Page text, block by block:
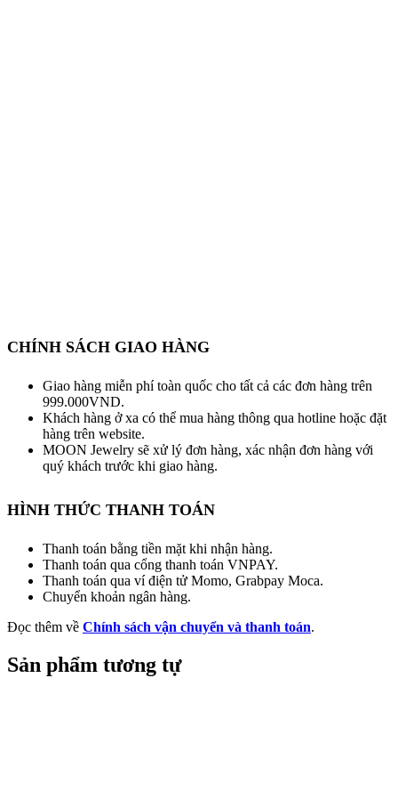
CHÍNH SÁCH GIAO HÀNG
Giao hàng miễn phí toàn quốc cho tất cả các đơn hàng trên
999.000VND.
Khách hàng ở xa có thể mua hàng thông qua hotline hoặc đặt
hàng trên website.
MOON Jewelry sẽ xử lý đơn hàng, xác nhận đơn hàng với
quý khách trước khi giao hàng.
HÌNH THỨC THANH TOÁN
Thanh toán bằng tiền mặt khi nhận hàng.
Thanh toán qua cổng thanh toán VNPAY.
Thanh toán qua ví điện tử Momo, Grabpay Moca.
Chuyển khoản ngân hàng.
Đọc thêm về Chính sách vận chuyển và thanh toán.
Sản phẩm tương tự